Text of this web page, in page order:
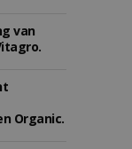
van
Organic.